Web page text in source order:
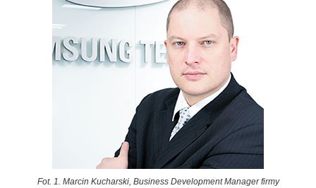
Fot. 1. Marcin Kucharski, Business Development Manager firmy